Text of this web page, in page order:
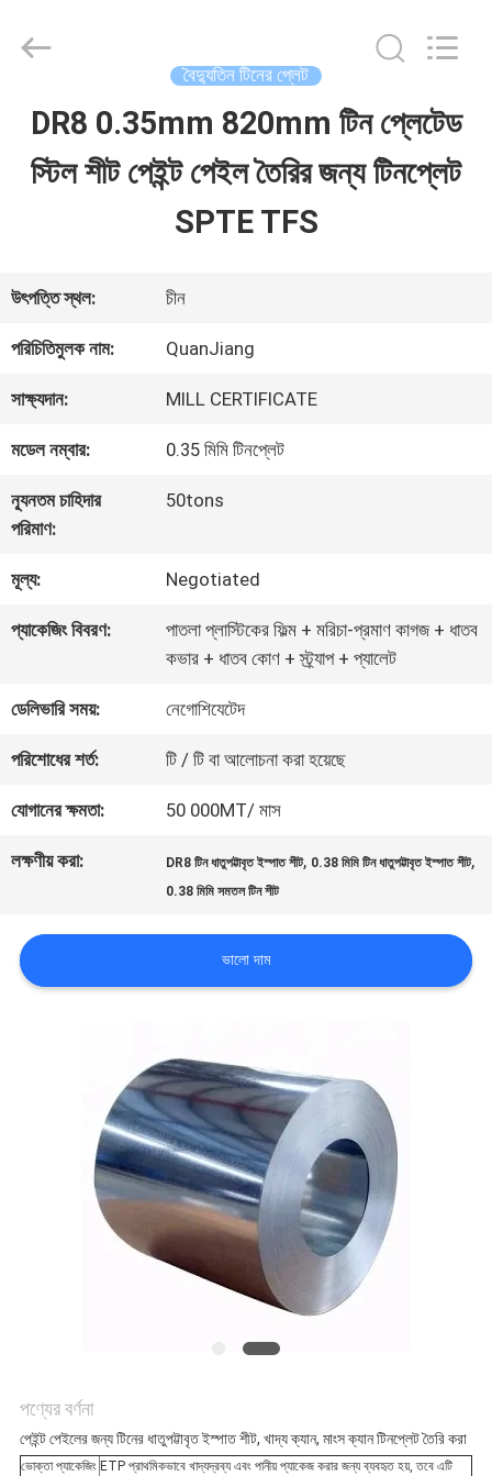
বাড়ি
ভিডিও
আমাদের
সম্পর্কে
কারখানা
মান
যোগাযোগ
করুন
মামলা
নীতি
METAL
Reserved.
বৈদ্যুতিন টিনের প্লেট
DR8 0.35mm 820mm টিন প্লেটেড
স্টিল শীট পেইন্ট পেইল তৈরির জন্য টিনপ্লেট
SPTE TFS
উৎপত্তি স্থল: চীন
পরিচিতিমুলক নাম: QuanJiang
সাক্ষ্যদান: MILL CERTIFICATE
মডেল নম্বার: 0.35 মিমি টিনপ্লেট
ন্যূনতম চাহিদার
পরিমাণ:
50tons
মূল্য: Negotiated
প্যাকেজিং বিবরণ:
পাতলা প্লাস্টিকের ফিল্ম + মরিচা-প্রমাণ কাগজ + ধাতব
কভার + ধাতব কোণ + স্ট্র্যাপ + প্যালেট
ডেলিভারি সময়: নেগোশিযেটেদ
পরিশোধের শর্ত: টি / টি বা আলোচনা করা হয়েছে
যোগানের ক্ষমতা: 50 000MT/ মাস
লক্ষণীয় করা: DR8 টিন ধাতুপট্টাবৃত ইস্পাত শীট, 0.38 মিমি টিন ধাতুপট্টাবৃত ইস্পাত শীট,
0.38 মিমি সমতল টিন শীট
ভালো দাম
পণ্যের বর্ণনা
পেইন্ট পেইলের জন্য টিনের ধাতুপট্টাবৃত ইস্পাত শীট, খাদ্য ক্যান, মাংস ক্যান টিনপ্লেট তৈরি করা
ভোক্তা প্যাকেজিং ETP প্রাথমিকভাবে খাদ্যদ্রব্য এবং পানীয় প্যাকেজ করার জন্য ব্যবহৃত হয়, তবে এটি